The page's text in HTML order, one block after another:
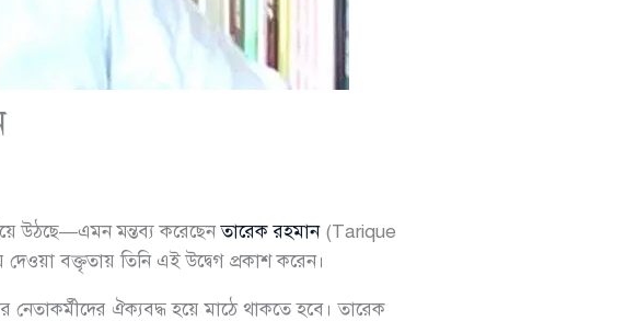
উঠছে—এমন মন্তব্য করেছেনতারেক রহমান(Tarique
বক্তৃতায় তিনি এই উদ্বেগ প্রকাশ করেন।
নেতাকর্মীদের ঐক্যবদ্ধ হয়ে মাঠে থাকতে হবে। তারেক